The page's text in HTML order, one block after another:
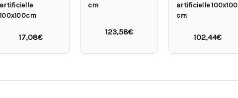
artificielle
100x100cm
17,08€
cm
123,58€
artificielle 100x100
cm
102,44€